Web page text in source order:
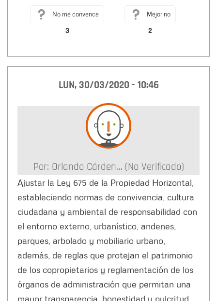
No me convence
3
Mejor no
2
LUN, 30/03/2020 - 10:46
Por: Orlando Cárden… (no Verificado)
Ajustar la Ley 675 de la Propiedad Horizontal,
estableciendo normas de convivencia, cultura
ciudadana y ambiental de responsabilidad con
el entorno externo, urbanístico, andenes,
parques, arbolado y mobiliario urbano,
además, de reglas que protejan el patrimonio
de los copropietarios y reglamentación de los
órganos de administración que permitan una
mayor transparencia, honestidad y pulcritud,